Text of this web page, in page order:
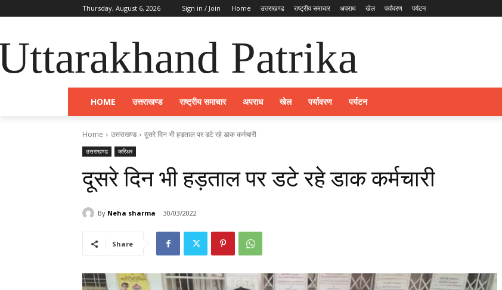
Thursday, August 6, 2026 Sign in / Join Home उत्तराखण्ड राष्ट्रीय समाचार अपराध खेल पर्यावरण पर्यटन
Patrika
HOME उत्तराखण्ड राष्ट्रीय समाचार अपराध खेल पर्यावरण पर्यटन
Home उत्तराखण्ड दूसरे दिन भी हड़ताल पर डटे रहे डाक कर्मचारी
उत्तराखण्ड करिअर
दूसरे दिन भी हड़ताल पर डटे रहे डाक कर्मचारी
By Neha sharma 30/03/2022
Share